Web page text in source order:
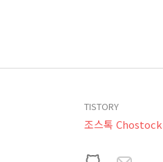
TISTORY
조스톡 Chostock